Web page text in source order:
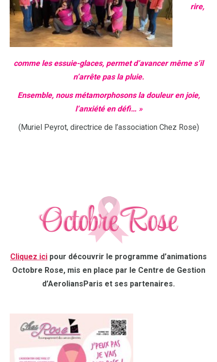
rire,
comme les essuie-glaces, permet d’avancer même s’il
n’arrête pas la pluie.
Ensemble, nous métamorphosons la douleur en joie,
l’anxiété en défi… »
(Muriel Peyrot, directrice de l’association Chez Rose)
Cliquez ici pour découvrir le programme d’animations
Octobre Rose, mis en place par le Centre de Gestion
d’AeroliansParis et ses partenaires.